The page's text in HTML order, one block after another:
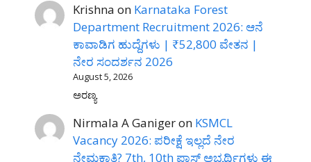
Krishna on Karnataka Forest
Department Recruitment 2026: ಆನೆ
ಕಾವಾಡಿಗ ಹುದ್ದೆಗಳು | ₹52,800 ವೇತನ |
ನೇರ ಸಂದರ್ಶನ 2026
August 5, 2026
ಅರಣ್ಯ
Nirmala A Ganigeron KSMCL
Vacancy 2026: ಪರೀಕ್ಷೆ ಇಲ್ಲದೆ ನೇರ
ನೇಮಕಾತಿ? 7th, 10th ಪಾಸ್ ಅಭ್ಯರ್ಥಿಗಳು ಈ